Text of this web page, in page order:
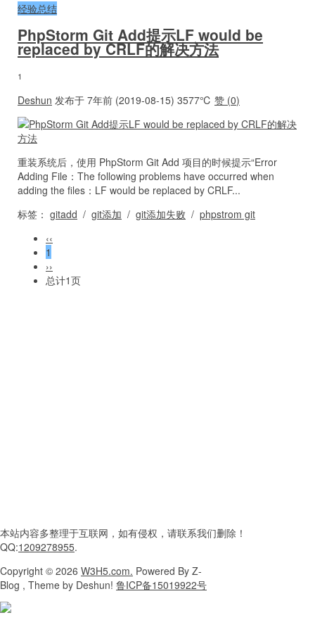
经验总结
PhpStorm Git Add提示LF would be
replaced by CRLF的解决方法
1
Deshun 发布于 7年前 (2019-08-15) 3577℃ 赞 (0)
重装系统后，使用 PhpStorm Git Add 项目的时候提示“Error
Adding File：The following problems have occurred when
adding the files：LF would be replaced by CRLF...
标签： gitadd / git添加 / git添加失败 / phpstrom git
‹‹
1
››
总计1页
本站内容多整理于互联网， 如有侵权，请联系我们删除！
QQ:1209278955.
Copyright © 2026 W3H5.com. Powered By Z-
Blog , Theme by Deshun! 鲁ICP备15019922号